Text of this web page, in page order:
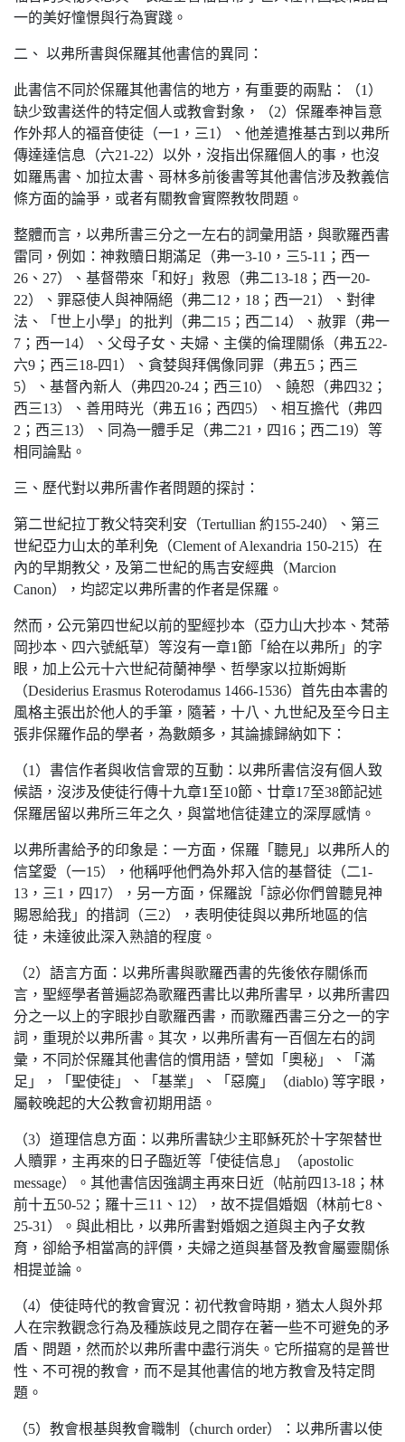
一的美好憧憬與行為實踐。
二、 以弗所書與保羅其他書信的異同：
此書信不同於保羅其他書信的地方，有重要的兩點：（1）
缺少致書送件的特定個人或教會對象，（2）保羅奉神旨意
作外邦人的福音使徒（一1，三1）、他差遣推基古到以弗所
傳達達信息（六21-22）以外，沒指出保羅個人的事，也沒
如羅馬書、加拉太書、哥林多前後書等其他書信涉及教義信
條方面的論爭，或者有關教會實際教牧問題。
整體而言，以弗所書三分之一左右的詞彙用語，與歌羅西書
雷同，例如：神救贖日期滿足（弗一3-10，三5-11；西一
26、27）、基督帶來「和好」救恩（弗二13-18；西一20-
22）、罪惡使人與神隔絕（弗二12，18；西一21）、對律
法、「世上小學」的批判（弗二15；西二14）、赦罪（弗一
7；西一14）、父母子女、夫婦、主僕的倫理關係（弗五22-
六9；西三18-四1）、貪婪與拜偶像同罪（弗五5；西三
5）、基督內新人（弗四20-24；西三10）、饒恕（弗四32；
西三13）、善用時光（弗五16；西四5）、相互擔代（弗四
2；西三13）、同為一體手足（弗二21，四16；西二19）等
相同論點。
三、歷代對以弗所書作者問題的探討：
第二世紀拉丁教父特突利安（Tertullian 約155-240）、第三
世紀亞力山太的革利免（Clement of Alexandria 150-215）在
內的早期教父，及第二世紀的馬吉安經典（Marcion
Canon），均認定以弗所書的作者是保羅。
然而，公元第四世紀以前的聖經抄本（亞力山大抄本、梵蒂
岡抄本、四六號紙草）等沒有一章1節「給在以弗所」的字
眼，加上公元十六世紀荷蘭神學、哲學家以拉斯姆斯
（Desiderius Erasmus Roterodamus 1466-1536）首先由本書的
風格主張出於他人的手筆，隨著，十八、九世紀及至今日主
張非保羅作品的學者，為數頗多，其論據歸納如下：
（1）書信作者與收信會眾的互動：以弗所書信沒有個人致
候語，沒涉及使徒行傳十九章1至10節、廿章17至38節記述
保羅居留以弗所三年之久，與當地信徒建立的深厚感情。
以弗所書給予的印象是：一方面，保羅「聽見」以弗所人的
信望愛（一15），他稱呼他們為外邦入信的基督徒（二1-
13，三1，四17），另一方面，保羅說「諒必你們曾聽見神
賜恩給我」的措詞（三2），表明使徒與以弗所地區的信
徒，未達彼此深入熟諳的程度。
（2）語言方面：以弗所書與歌羅西書的先後依存關係而
言，聖經學者普遍認為歌羅西書比以弗所書早，以弗所書四
分之一以上的字眼抄自歌羅西書，而歌羅西書三分之一的字
詞，重現於以弗所書。其次，以弗所書有一百個左右的詞
彙，不同於保羅其他書信的慣用語，譬如「奧秘」、「滿
足」，「聖使徒」、「基業」、「惡魔」（diablo) 等字眼，
屬較晚起的大公教會初期用語。
（3）道理信息方面：以弗所書缺少主耶穌死於十字架替世
人贖罪，主再來的日子臨近等「使徒信息」（apostolic
message）。其他書信因強調主再來日近（帖前四13-18；林
前十五50-52；羅十三11、12），故不提倡婚姻（林前七8、
25-31）。與此相比，以弗所書對婚姻之道與主內子女教
育，卻給予相當高的評價，夫婦之道與基督及教會屬靈關係
相提並論。
（4）使徒時代的教會實況：初代教會時期，猶太人與外邦
人在宗教觀念行為及種族歧見之間存在著一些不可避免的矛
盾、問題，然而於以弗所書中盡行消失。它所描寫的是普世
性、不可視的教會，而不是其他書信的地方教會及特定問
題。
（5）教會根基與教會職制（church order）：以弗所書以使